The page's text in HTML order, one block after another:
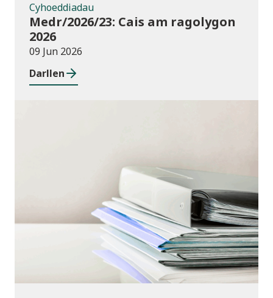
Cyhoeddiadau
Medr/2026/23: Cais am ragolygon
2026
09 Jun 2026
Darllen
Cyhoeddiadau